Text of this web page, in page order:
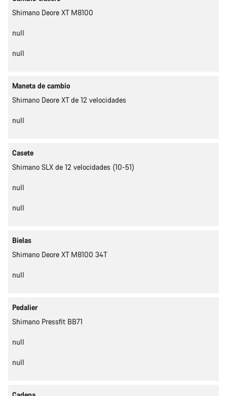
Shimano Deore XT M8100
null
null
Maneta de cambio
Shimano Deore XT de 12 velocidades
null
Casete
Shimano SLX de 12 velocidades (10-51)
null
null
Bielas
Shimano Deore XT M8100 34T
null
Pedalier
Shimano Pressfit BB71
null
null